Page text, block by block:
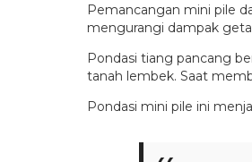
Pemancangan mini pile
mengurangi dampak
Pondasi tiang pancang
tanah lembek. Saat
Pondasi mini pile ini